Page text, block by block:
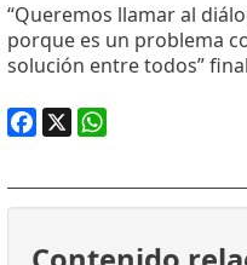
“Queremos llamar al
porque es un problema
solución entre todos”